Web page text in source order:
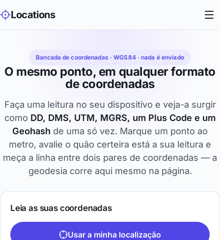
Locations
Bancada de coordenadas · WGS84 · nada é enviado
O mesmo ponto, em qualquer formato
de coordenadas
Faça uma leitura no seu dispositivo e veja-a surgir
como DD, DMS, UTM, MGRS, um Plus Code e um
Geohash de uma só vez. Marque um ponto ao
metro, avalie o quão certeira está a sua leitura e
meça a linha entre dois pares de coordenadas — a
geodesia corre aqui mesmo na página.
Leia as suas coordenadas
Usar a minha localização